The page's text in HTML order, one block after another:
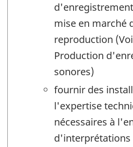
mise en marché
reproduction
Production
sonores)
fournir des
l'expertise
nécessaires à
d'interprétations